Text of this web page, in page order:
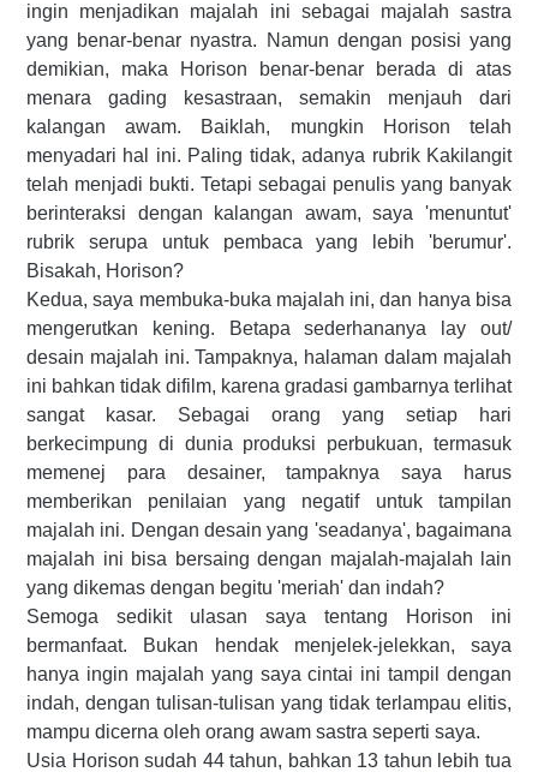
ingin menjadikan majalah ini sebagai majalah sastra
yang benar-benar nyastra. Namun dengan posisi yang
demikian, maka Horison benar-benar berada di atas
menara gading kesastraan, semakin menjauh dari
kalangan awam. Baiklah, mungkin Horison telah
menyadari hal ini. Paling tidak, adanya rubrik Kakilangit
telah menjadi bukti. Tetapi sebagai penulis yang banyak
berinteraksi dengan kalangan awam, saya 'menuntut'
rubrik serupa untuk pembaca yang lebih 'berumur'.
Bisakah, Horison?
Kedua, saya membuka-buka majalah ini, dan hanya bisa
mengerutkan kening. Betapa sederhananya lay out/
desain majalah ini. Tampaknya, halaman dalam majalah
ini bahkan tidak difilm, karena gradasi gambarnya terlihat
sangat kasar. Sebagai orang yang setiap hari
berkecimpung di dunia produksi perbukuan, termasuk
memenej para desainer, tampaknya saya harus
memberikan penilaian yang negatif untuk tampilan
majalah ini. Dengan desain yang 'seadanya', bagaimana
majalah ini bisa bersaing dengan majalah-majalah lain
yang dikemas dengan begitu 'meriah' dan indah?
Semoga sedikit ulasan saya tentang Horison ini
bermanfaat. Bukan hendak menjelek-jelekkan, saya
hanya ingin majalah yang saya cintai ini tampil dengan
indah, dengan tulisan-tulisan yang tidak terlampau elitis,
mampu dicerna oleh orang awam sastra seperti saya.
Usia Horison sudah 44 tahun, bahkan 13 tahun lebih tua